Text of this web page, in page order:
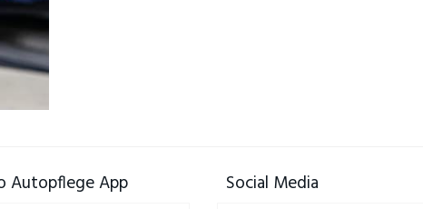
Autopflege App Social Media